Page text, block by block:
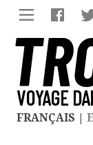
VOYAGE
FRANÇAIS |